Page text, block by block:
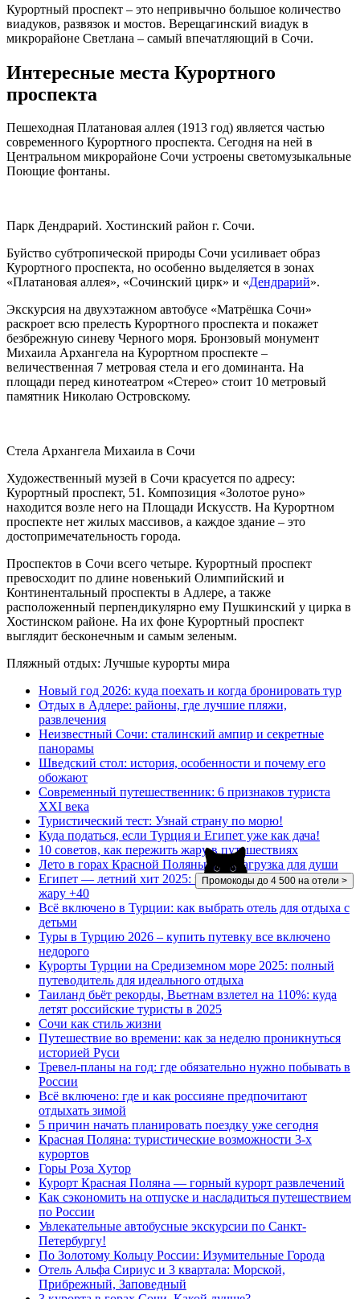
Промокоды до 4 500 на отели >
Курортный проспект – это непривычно большое количество
виадуков, развязок и мостов. Верещагинский виадук в
микрорайоне Светлана – самый впечатляющий в Сочи.
Интересные места Курортного
проспекта
Пешеходная Платановая аллея (1913 год) является частью
современного Курортного проспекта. Сегодня на ней в
Центральном микрорайоне Сочи устроены светомузыкальные
Поющие фонтаны.
Парк Дендрарий. Хостинский район г. Сочи.
Буйство субтропической природы Сочи усиливает образ
Курортного проспекта, но особенно выделяется в зонах
«Платановая аллея», «Сочинский цирк» и «Дендрарий».
Экскурсия на двухэтажном автобусе «Матрёшка Сочи»
раскроет всю прелесть Курортного проспекта и покажет
безбрежную синеву Черного моря. Бронзовый монумент
Михаила Архангела на Курортном проспекте –
величественная 7 метровая стела и его доминанта. На
площади перед кинотеатром «Стерео» стоит 10 метровый
памятник Николаю Островскому.
Стела Архангела Михаила в Сочи
Художественный музей в Сочи красуется по адресу:
Курортный проспект, 51. Композиция «Золотое руно»
находится возле него на Площади Искусств. На Курортном
проспекте нет жилых массивов, а каждое здание – это
достопримечательность города.
Проспектов в Сочи всего четыре. Курортный проспект
превосходит по длине новенький Олимпийский и
Континентальный проспекты в Адлере, а также
расположенный перпендикулярно ему Пушкинский у цирка в
Хостинском районе. На их фоне Курортный проспект
выглядит бесконечным и самым зеленым.
Пляжный отдых: Лучшые курорты мира
Новый год 2026: куда поехать и когда бронировать тур
Отдых в Адлере: районы, где лучшие пляжи,
развлечения
Неизвестный Сочи: сталинский ампир и секретные
панорамы
Шведский стол: история, особенности и почему его
обожают
Современный путешественник: 6 признаков туриста
XXI века
Туристический тест: Узнай страну по морю!
Куда податься, если Турция и Египет уже как дача!
10 советов, как пережить жару в путешествиях
Лето в горах Красной Поляны: перезагрузка для души
Египет — летний хит 2025: как отдыхать комфортно в
жару +40
Всё включено в Турции: как выбрать отель для отдыха с
детьми
Туры в Турцию 2026 – купить путевку все включено
недорого
Курорты Турции на Средиземном море 2025: полный
путеводитель для идеального отдыха
Таиланд бьёт рекорды, Вьетнам взлетел на 110%: куда
летят российские туристы в 2025
Сочи как стиль жизни
Путешествие во времени: как за неделю проникнуться
историей Руси
Тревел-планы на год: где обязательно нужно побывать в
России
Всё включено: где и как россияне предпочитают
отдыхать зимой
5 причин начать планировать поездку уже сегодня
Красная Поляна: туристические возможности 3-х
курортов
Горы Роза Хутор
Курорт Красная Поляна — горный курорт развлечений
Как сэкономить на отпуске и насладиться путешествием
по России
Увлекательные автобусные экскурсии по Санкт-
Петербургу!
По Золотому Кольцу России: Изумительные Города
Отель Альфа Сириус и 3 квартала: Морской,
Прибрежный, Заповедный